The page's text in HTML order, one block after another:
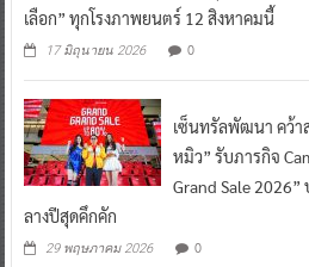
เลือก” ทุกโรงภาพยนตร์ 12 สิงหาคมนี้
17 มิถุนายน 2026 0
เซ็นทรัลพัฒนา คว้า
หมิว” รับภารกิจ
Grand Sale
ลางปีสุดคึกคัก
29 พฤษภาคม 2026 0